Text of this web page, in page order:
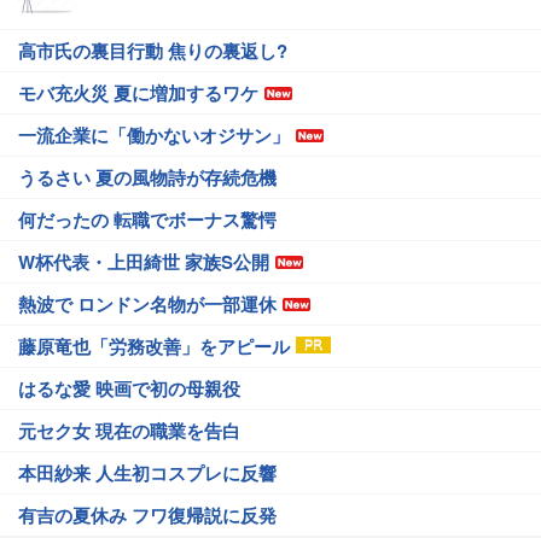
高市氏の裏目行動 焦りの裏返し?
モバ充火災 夏に増加するワケ
一流企業に「働かないオジサン」
うるさい 夏の風物詩が存続危機
何だったの 転職でボーナス驚愕
W杯代表・上田綺世 家族S公開
熱波で ロンドン名物が一部運休
藤原竜也「労務改善」をアピール
はるな愛 映画で初の母親役
元セク女 現在の職業を告白
本田紗来 人生初コスプレに反響
有吉の夏休み フワ復帰説に反発